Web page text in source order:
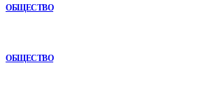
ОБЩЕСТВО
ОБЩЕСТВО